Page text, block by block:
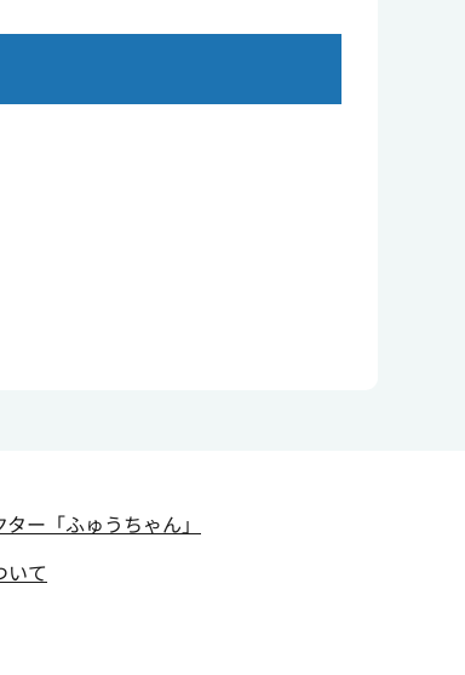
ター 「ふゅうちゃん」
いて